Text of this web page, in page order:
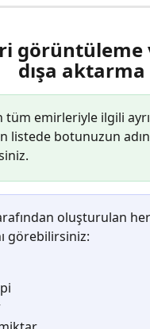
görüntüleme
dışa aktarma
emirleriyle ilgili
listede botunuzun
oluşturulan
görebilirsiniz: